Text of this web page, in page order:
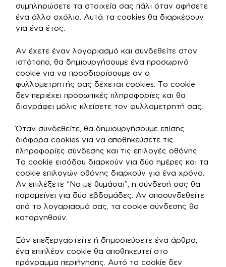
συμπληρώσετε τα στοιχεία σας πάλι όταν αφήσετε
ένα άλλο σχόλιο. Αυτά τα cookies θα διαρκέσουν
για ένα έτος.
Αν έχετε έναν λογαριασμό και συνδεθείτε στον
ιστότοπο, θα δημιουργήσουμε ένα προσωρινό
cookie για να προσδιορίσουμε αν ο
φυλλομετρητής σας δέχεται cookies. Το cookie
δεν περιέχει προσωπικές πληροφορίες και θα
διαγράφει μόλις κλείσετε τον φυλλομετρητή σας.
Όταν συνδεθείτε, θα δημιουργήσουμε επίσης
διάφορα cookies για να αποθηκεύσετε τις
πληροφορίες σύνδεσης και τις επιλογές οθόνης.
Τα cookie εισόδου διαρκούν για δύο ημέρες και τα
cookie επιλογών οθόνης διαρκούν για ένα χρόνο.
Αν επιλέξετε “Να με θυμάσαι”, η σύνδεσή σας θα
παραμείνει για δύο εβδομάδες. Αν αποσυνδεθείτε
από το λογαριασμό σας, τα cookie σύνδεσης θα
καταργηθούν.
Εάν επεξεργαστείτε ή δημοσιεύσετε ένα άρθρο,
ένα επιπλέον cookie θα αποθηκευτεί στο
πρόγραμμα περιήγησης. Αυτό το cookie δεν